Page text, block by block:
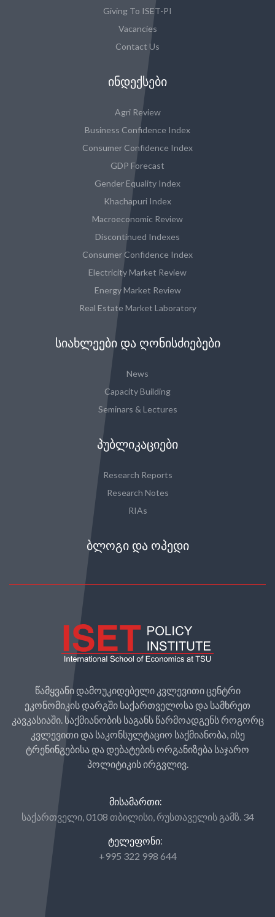
Giving To ISET-PI
Vacancies
Contact Us
ᲘᲜᲓᲔᲥᲡᲔᲑᲘ
Agri Review
Business Confidence Index
Consumer Confidence Index
GDP Forecast
Gender Equality Index
Khachapuri Index
Macroeconomic Review
Discontinued Indexes
Consumer Confidence Index
Electricity Market Review
Energy Market Review
Real Estate Market Laboratory
ᲡᲘᲐᲮᲚᲔᲔᲑᲘ ᲓᲐ ᲦᲝᲜᲘᲡᲫᲘᲔᲑᲔᲑᲘ
News
Capacity Building
Seminars & Lectures
ᲞᲣᲑᲚᲘᲙᲐᲪᲘᲔᲑᲘ
Research Reports
Research Notes
RIAs
ᲑᲚᲝᲒᲘ ᲓᲐ ᲝᲞᲔᲓᲘ
წამყვანი დამოუკიდებელი კვლევითი ცენტრი
ეკონომიკის დარგში საქართველოსა და სამხრეთ
კავკასიაში. საქმიანობის საგანს წარმოადგენს როგორც
კვლევითი და საკონსულტაციო საქმიანობა, ისე
ტრენინგებისა და დებატების ორგანიზება საჯარო
პოლიტიკის ირგვლივ.
ᲛᲘᲡᲐᲛᲐᲠᲗᲘ:
საქართველი, 0108 თბილისი, რუსთაველის გამზ. 34
ᲢᲔᲚᲔᲤᲝᲜᲘ:
+995 322 998 644